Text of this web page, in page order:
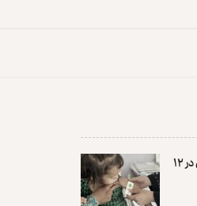
برنامه جهانی غذا: سوءتغذیه کودکان در ۱۲